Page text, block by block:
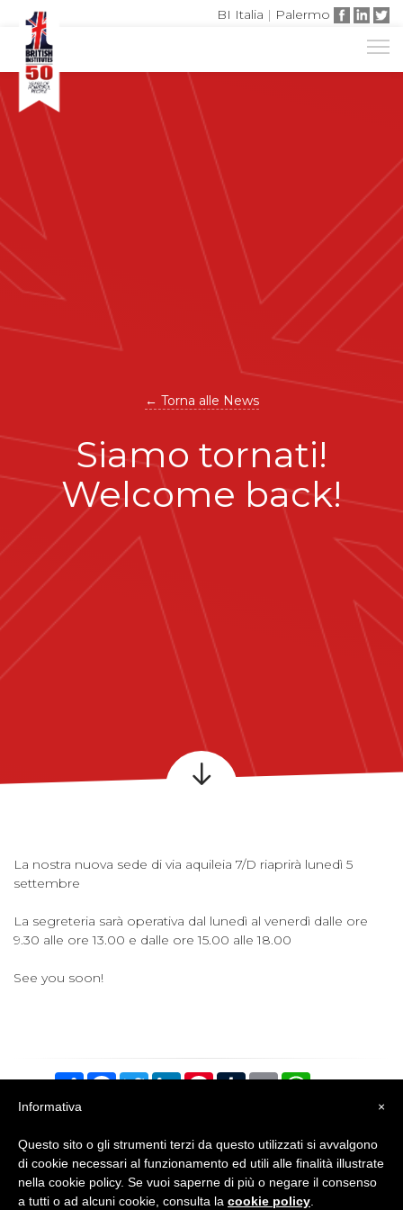
BI Italia | Palermo
← Torna alle News
Siamo tornati!
Welcome back!
La nostra nuova sede di via aquileia 7/D riaprirà lunedì 5
settembre
La segreteria sarà operativa dal lunedì al venerdì dalle ore
9.30 alle ore 13.00 e dalle ore 15.00 alle 18.00
See you soon!
CondividiFacebook
TwitterLinkedInPinterest
TumblrEmailWhatsApp
×
Informativa
Questo sito o gli strumenti terzi da questo utilizzati si avvalgono
di cookie necessari al funzionamento ed utili alle finalità illustrate
nella cookie policy. Se vuoi saperne di più o negare il consenso
a tutti o ad alcuni cookie, consulta la cookie policy